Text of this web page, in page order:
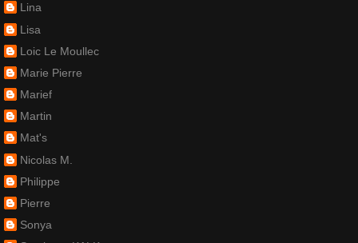
Lina
Lisa
Loic Le Moullec
Marie Pierre
Marief
Martin
Mat's
Nicolas M.
Philippe
Pierre
Sonya